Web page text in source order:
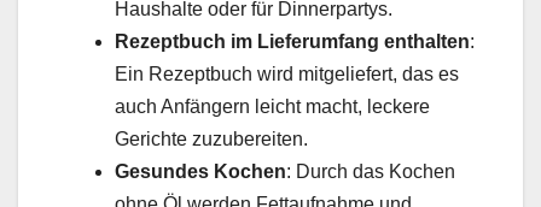
Haushalte oder für Dinnerpartys.
Rezeptbuch im Lieferumfang enthalten:
Ein Rezeptbuch wird mitgeliefert, das es
auch Anfängern leicht macht, leckere
Gerichte zuzubereiten.
Gesundes Kochen: Durch das Kochen